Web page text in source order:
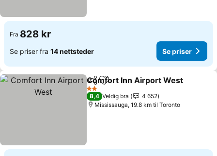
Fra 828 kr
Se priser fra 14 nettsteder Se priser
Del Legg til i favoritter
Comfort Inn Airport West
2 Stjerner
8,4 Veldig bra
4 652
Mississauga, 19.8 km til Toronto